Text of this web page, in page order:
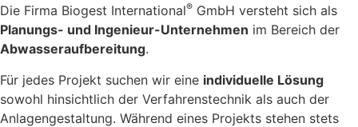
Die Firma Biogest International® GmbH versteht sich als
Planungs- und Ingenieur-Unternehmen im Bereich der
Abwasseraufbereitung.
Für jedes Projekt suchen wir eine individuelle Lösung
sowohl hinsichtlich der Verfahrenstechnik als auch der
Anlagengestaltung. Während eines Projekts stehen stets